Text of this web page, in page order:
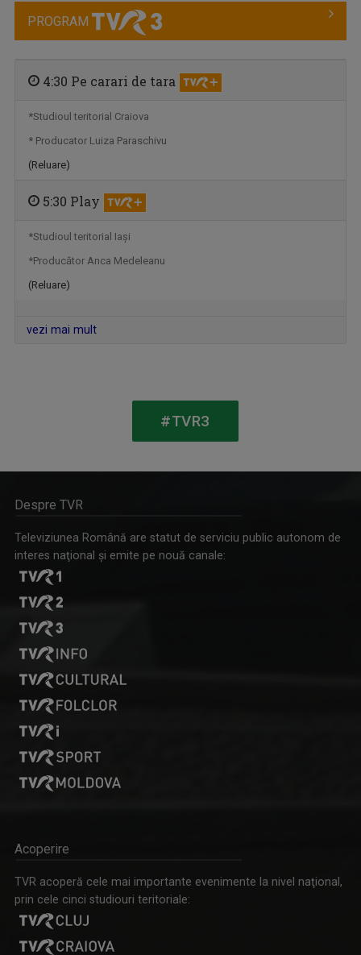
SIMONA MUȘUROI
Simona Mușuroi prezintă emisiunea "Regiunea în ...
ORBAN KATALIN
Jurnalist TV - Compartiment Minorități TVR ...
LAURA LUCESCU
PROGRAM
4:30 Pe carari de tara
*Studioul teritorial Craiova
* Producator Luiza Paraschivu
(Reluare)
5:30 Play
*Studioul teritorial Iaşi
*Producător Anca Medeleanu
(Reluare)
vezi mai mult
#TVR3
Despre TVR
Televiziunea Română are statut de serviciu public autonom de
interes naţional şi emite pe nouă canale:
Acoperire
TVR acoperă cele mai importante evenimente la nivel naţional,
prin cele cinci studiouri teritoriale: